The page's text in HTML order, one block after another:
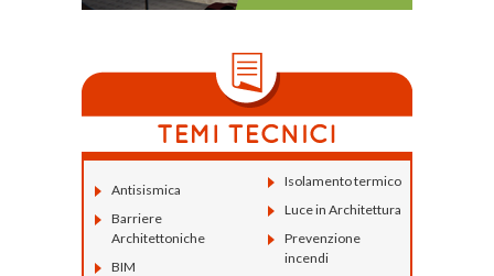
Antisismica
Barriere
Architettoniche
BIM
Isolamento termico
Luce in Architettura
Prevenzione
incendi